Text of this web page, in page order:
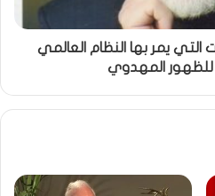
التي يمر بها النظام العالمي
المهدوي